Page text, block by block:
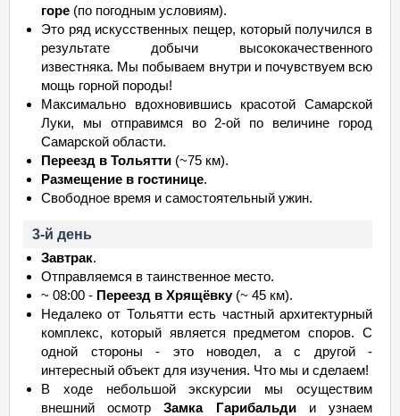
горе (по погодным условиям).
Это ряд искусственных пещер, который получился в
результате добычи высококачественного
известняка. Мы побываем внутри и почувствуем всю
мощь горной породы!
Максимально вдохновившись красотой Самарской
Луки, мы отправимся во 2-ой по величине город
Самарской области.
Переезд в Тольятти (~75 км).
Размещение в гостинице.
Свободное время и самостоятельный ужин.
3-й день
Завтрак.
Отправляемся в таинственное место.
~ 08:00 - Переезд в Хрящёвку(~ 45 км).
Недалеко от Тольятти есть частный архитектурный
комплекс, который является предметом споров. С
одной стороны - это новодел, а с другой -
интересный объект для изучения. Что мы и сделаем!
В ходе небольшой экскурсии мы осуществим
внешний осмотрЗамка Гарибальдии узнаем